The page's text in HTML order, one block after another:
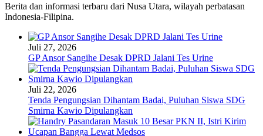
Berita dan informasi terbaru dari Nusa Utara, wilayah perbatasan
Indonesia-Filipina.
Juli 27, 2026
GP Ansor Sangihe Desak DPRD Jalani Tes Urine
Juli 22, 2026
Tenda Pengungsian Dihantam Badai, Puluhan Siswa SDG
Smirna Kawio Dipulangkan